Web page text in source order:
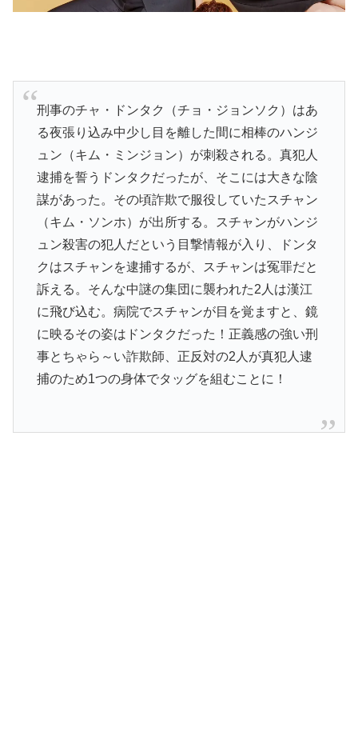
刑事のチャ・ドンタク（チョ・ジョンソク）はあ
る夜張り込み中少し目を離した間に相棒のハンジ
ュン（キム・ミンジョン）が刺殺される。真犯人
逮捕を誓うドンタクだったが、そこには大きな陰
謀があった。その頃詐欺で服役していたスチャン
（キム・ソンホ）が出所する。スチャンがハンジ
ュン殺害の犯人だという目撃情報が入り、ドンタ
クはスチャンを逮捕するが、スチャンは冤罪だと
訴える。そんな中謎の集団に襲われた2人は漢江
に飛び込む。病院でスチャンが目を覚ますと、鏡
に映るその姿はドンタクだった！正義感の強い刑
事とちゃら～い詐欺師、正反対の2人が真犯人逮
捕のため1つの身体でタッグを組むことに！